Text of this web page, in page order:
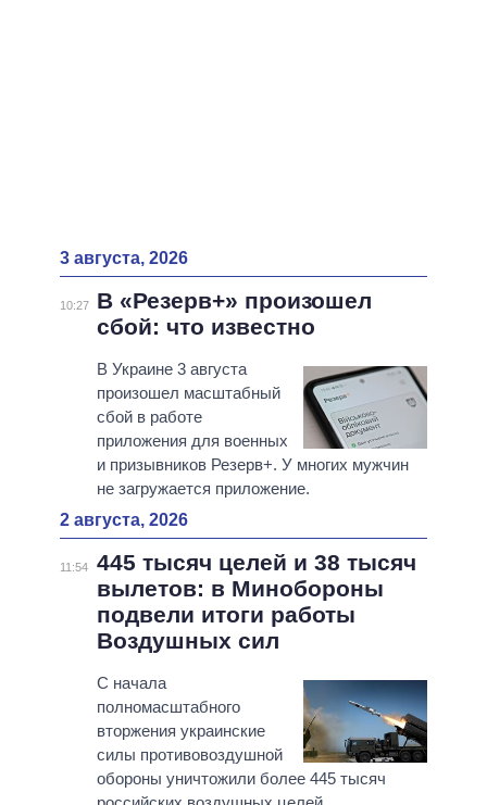
3 августа, 2026
10:27
В «Резерв+» произошел
сбой: что известно
В Украине 3 августа
произошел масштабный
сбой в работе
приложения для военных
и призывников Резерв+. У многих мужчин
не загружается приложение.
2 августа, 2026
11:54
445 тысяч целей и 38 тысяч
вылетов: в Минобороны
подвели итоги работы
Воздушных сил
С начала
полномасштабного
вторжения украинские
силы противовоздушной
обороны уничтожили более 445 тысяч